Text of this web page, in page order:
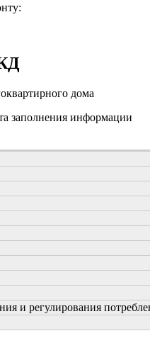
дома
заполнения информации
и регулирования